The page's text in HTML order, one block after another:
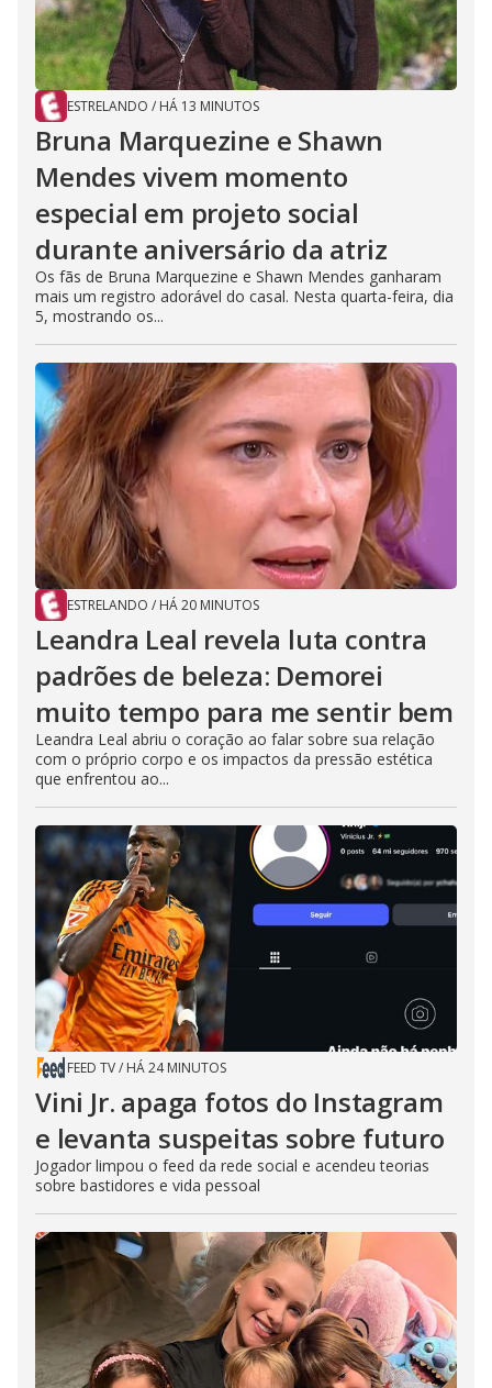
ESTRELANDO / HÁ 13 MINUTOS
Bruna Marquezine e Shawn
Mendes vivem momento
especial em projeto social
durante aniversário da atriz
Os fãs de Bruna Marquezine e Shawn Mendes ganharam
mais um registro adorável do casal. Nesta quarta-feira, dia
5, mostrando os...
ESTRELANDO / HÁ 20 MINUTOS
Leandra Leal revela luta contra
padrões de beleza: Demorei
muito tempo para me sentir bem
Leandra Leal abriu o coração ao falar sobre sua relação
com o próprio corpo e os impactos da pressão estética
que enfrentou ao...
FEED TV/ HÁ 24 MINUTOS
Vini Jr. apaga fotos do Instagram
e levanta suspeitas sobre futuro
Jogador limpou o feed da rede social e acendeu teorias
sobre bastidores e vida pessoal